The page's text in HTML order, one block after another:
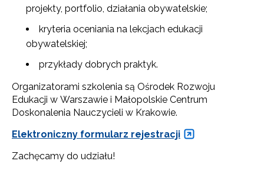
projekty, portfolio, działania obywatelskie;
kryteria oceniania na lekcjach edukacji
obywatelskiej;
przykłady dobrych praktyk.
Organizatorami szkolenia są Ośrodek Rozwoju
Edukacji w Warszawie i Małopolskie Centrum
Doskonalenia Nauczycieli w Krakowie.
Elektroniczny formularz rejestracji
Zachęcamy do udziału!